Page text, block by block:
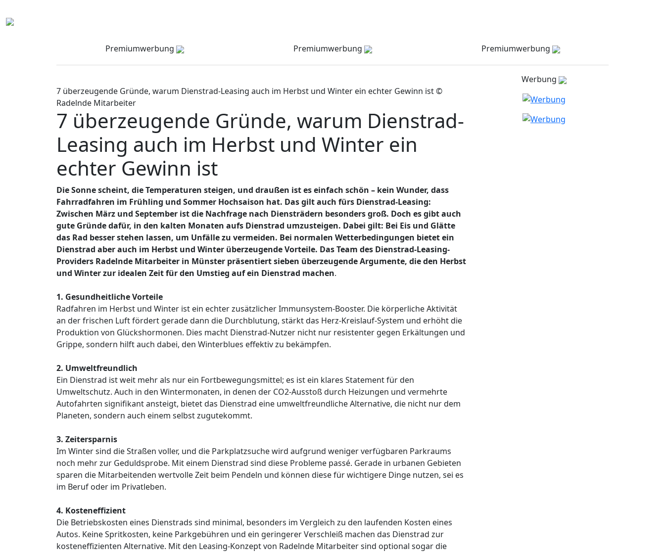
Premiumwerbung Premiumwerbung Premiumwerbung
7 überzeugende Gründe, warum Dienstrad-Leasing auch im Herbst und Winter ein echter Gewinn ist ©
Radelnde Mitarbeiter
7 überzeugende Gründe, warum Dienstrad-
Leasing auch im Herbst und Winter ein
echter Gewinn ist
Die Sonne scheint, die Temperaturen steigen, und draußen ist es einfach schön – kein Wunder, dass
Fahrradfahren im Frühling und Sommer Hochsaison hat. Das gilt auch fürs Dienstrad-Leasing:
Zwischen März und September ist die Nachfrage nach Diensträdern besonders groß. Doch es gibt auch
gute Gründe dafür, in den kalten Monaten aufs Dienstrad umzusteigen. Dabei gilt: Bei Eis und Glätte
das Rad besser stehen lassen, um Unfälle zu vermeiden. Bei normalen Wetterbedingungen bietet ein
Dienstrad aber auch im Herbst und Winter überzeugende Vorteile. Das Team des Dienstrad-Leasing-
Providers Radelnde Mitarbeiter in Münster präsentiert sieben überzeugende Argumente, die den Herbst
und Winter zur idealen Zeit für den Umstieg auf ein Dienstrad machen.
1. Gesundheitliche Vorteile
Radfahren im Herbst und Winter ist ein echter zusätzlicher Immunsystem-Booster. Die körperliche Aktivität
an der frischen Luft fördert gerade dann die Durchblutung, stärkt das Herz-Kreislauf-System und erhöht die
Produktion von Glückshormonen. Dies macht Dienstrad-Nutzer nicht nur resistenter gegen Erkältungen und
Grippe, sondern hilft auch dabei, den Winterblues effektiv zu bekämpfen.
2. Umweltfreundlich
Ein Dienstrad ist weit mehr als nur ein Fortbewegungsmittel; es ist ein klares Statement für den
Umweltschutz. Auch in den Wintermonaten, in denen der CO2-Ausstoß durch Heizungen und vermehrte
Autofahrten signifikant ansteigt, bietet das Dienstrad eine umweltfreundliche Alternative, die nicht nur dem
Planeten, sondern auch einem selbst zugutekommt.
3. Zeitersparnis
Im Winter sind die Straßen voller, und die Parkplatzsuche wird aufgrund weniger verfügbaren Parkraums
noch mehr zur Geduldsprobe. Mit einem Dienstrad sind diese Probleme passé. Gerade in urbanen Gebieten
sparen die Mitarbeitenden wertvolle Zeit beim Pendeln und können diese für wichtigere Dinge nutzen, sei es
im Beruf oder im Privatleben.
4. Kosteneffizient
Die Betriebskosten eines Dienstrads sind minimal, besonders im Vergleich zu den laufenden Kosten eines
Autos. Keine Spritkosten, keine Parkgebühren und ein geringerer Verschleiß machen das Dienstrad zur
kosteneffizienten Alternative. Mit den Leasing-Konzept von Radelnde Mitarbeiter sind optional sogar die
Werbung